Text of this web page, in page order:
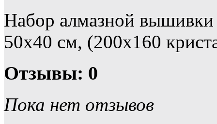
Набор алмазной
50х40 см, (200х160
Отзывы: 0
Пока нет отзывов